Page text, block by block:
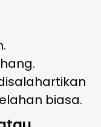
biasa.